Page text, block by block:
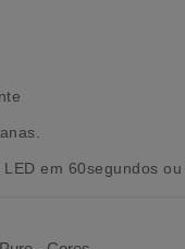
em 60segundos